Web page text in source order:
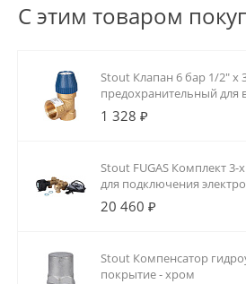
С этим товаром
Stout Клапан 6 бар 1/2" х
предохранительный для
1 328 ₽
Stout FUGAS Комплект 3-
для подключения
20 460 ₽
Stout Компенсатор
покрытие - хром